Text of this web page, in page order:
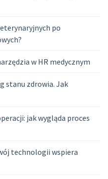
po
w HR medycznym
stanu zdrowia. Jak
jak wygląda proces
technologii wspiera